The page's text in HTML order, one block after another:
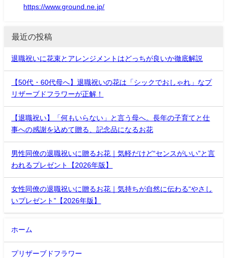
https://www.ground.ne.jp/
最近の投稿
退職祝いに花束とアレンジメントはどっちが良いか徹底解説
【50代・60代母へ】退職祝いの花は「シックでおしゃれ」なプ
リザーブドフラワーが正解！
【退職祝い】「何もいらない」と言う母へ。長年の子育てと仕
事への感謝を込めて贈る、記念品になるお花
男性同僚の退職祝いに贈るお花｜気軽だけど“センスがいい”と言
われるプレゼント【2026年版】
女性同僚の退職祝いに贈るお花｜気持ちが自然に伝わる“やさし
いプレゼント”【2026年版】
ホーム
プリザーブドフラワー